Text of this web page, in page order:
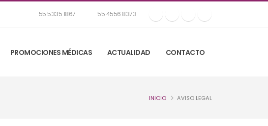
55 5335 1867 55 4556 8373
PROMOCIONES MÉDICAS ACTUALIDAD CONTACTO
INICIO AVISO LEGAL